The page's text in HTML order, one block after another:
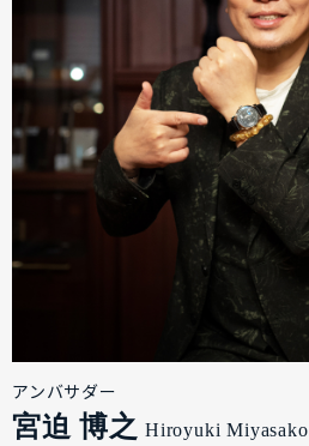
アンバサダー
宮迫 博之 Hiroyuki Miyasako